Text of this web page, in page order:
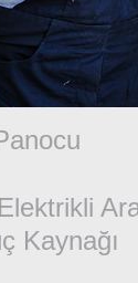
Elektrikli
Kaynağı